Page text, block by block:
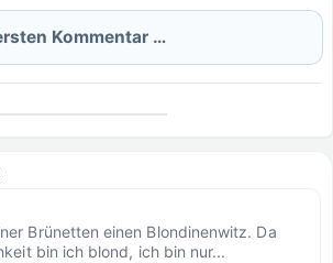
Kommentar …
Brünetten einen Blondinenwitz. Da
bin ich blond, ich bin nur...